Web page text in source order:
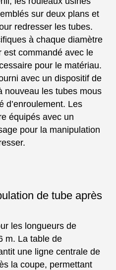
sur deux plans et
redresser les tubes.
à chaque diamètre
est commandé avec le
pour le matériau.
avec un dispositif de
nouveau les tubes mous
d’enroulement. Les
équipés avec un
pour la manipulation
de tube après
les longueurs de
m. La table de
une ligne centrale de
la coupe, permettant